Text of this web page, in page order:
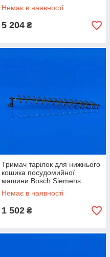
Немає в наявності
5 204 ₴
Тримач тарілок для нижнього
кошика посудомийної
машини Bosch Siemens
645101
Немає в наявності
1 502 ₴